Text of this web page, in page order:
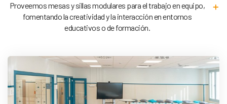
Proveemos mesas y sillas modulares para el trabajo en equipo,
fomentando la creatividad y la interacción en entornos
educativos o de formación.